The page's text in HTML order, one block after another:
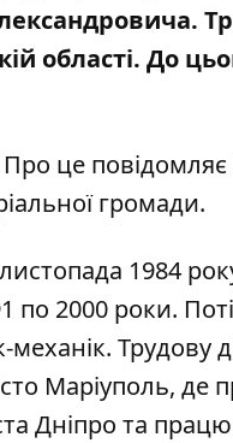
області. До
Про це
громади.
1984
по 2000 роки.
механік.
Маріуполь,
Дніпро та